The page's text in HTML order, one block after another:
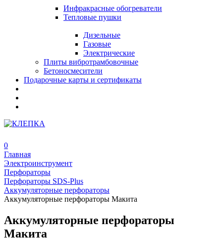
Инфракрасные обогреватели
Тепловые пушки
Дизельные
Газовые
Электрические
Плиты вибротрамбовочные
Бетоносмесители
Подарочные карты и сертификаты
0
Главная
Электроинструмент
Перфораторы
Перфораторы SDS-Plus
Аккумуляторные перфораторы
Аккумуляторные перфораторы Макита
Аккумуляторные перфораторы
Макита